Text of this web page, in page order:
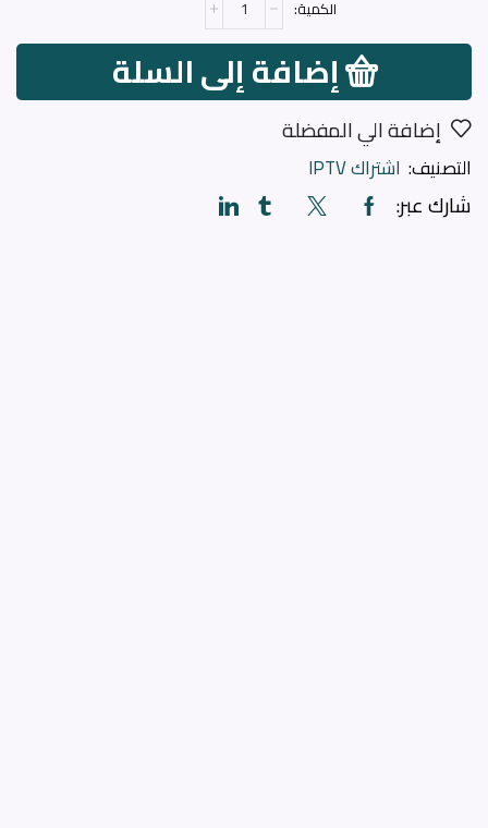
إضافة إلى السلة
إضافة الي المفضلة
التصنيف: اشتراك IPTV
شارك عبر: